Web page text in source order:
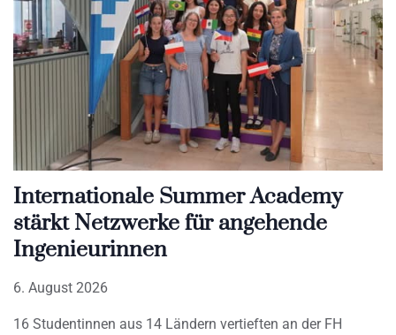
Internationale Summer Academy
stärkt Netzwerke für angehende
Ingenieurinnen
6. August 2026
16 Studentinnen aus 14 Ländern vertieften an der FH